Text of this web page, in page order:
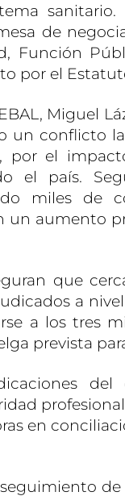
de
Función
por el
Miguel
un conflicto
por el
el país.
miles de
un aumento
que
a
a los tres
prevista
en
seguimiento